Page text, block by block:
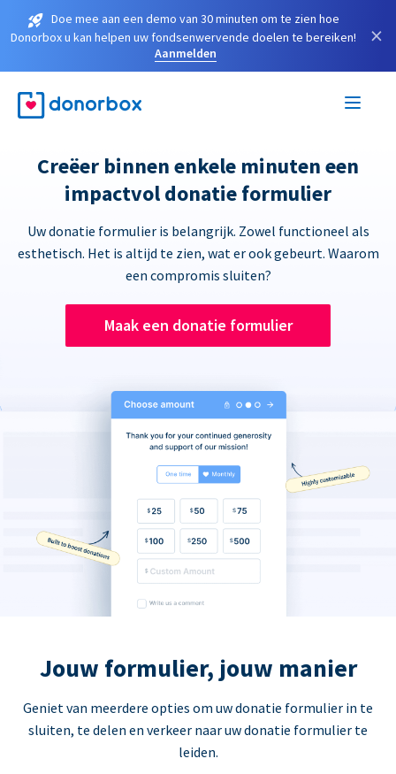
Doe mee aan een demo van 30 minuten om te zien hoe
Donorbox u kan helpen uw fondsenwervende doelen te bereiken!
Aanmelden
×
Creëer binnen enkele minuten een
impactvol donatie formulier
Uw donatie formulier is belangrijk. Zowel functioneel als
esthetisch. Het is altijd te zien, wat er ook gebeurt. Waarom
een compromis sluiten?
Maak een donatie formulier
Jouw formulier, jouw manier
Geniet van meerdere opties om uw donatie formulier in te
sluiten, te delen en verkeer naar uw donatie formulier te
leiden.